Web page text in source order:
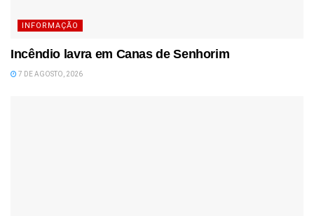
INFORMAÇÃO
Incêndio lavra em Canas de Senhorim
7 DE AGOSTO, 2026